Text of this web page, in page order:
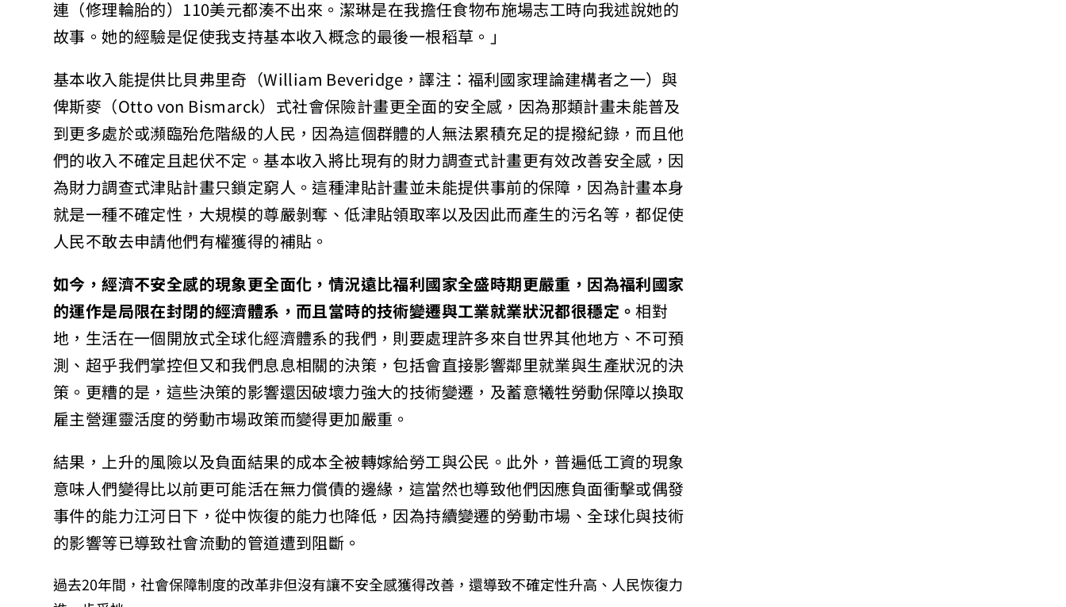
連（修理輪胎的）110美元都湊不出來。潔琳是在我擔任食物布施場志工時向我述說她的
故事。她的經驗是促使我支持基本收入概念的最後一根稻草。」
基本收入能提供比貝弗里奇（William Beveridge，譯注：福利國家理論建構者之一）與
俾斯麥（Otto von Bismarck）式社會保險計畫更全面的安全感，因為那類計畫未能普及
到更多處於或瀕臨殆危階級的人民，因為這個群體的人無法累積充足的提撥紀錄，而且他
們的收入不確定且起伏不定。基本收入將比現有的財力調查式計畫更有效改善安全感，因
為財力調查式津貼計畫只鎖定窮人。這種津貼計畫並未能提供事前的保障，因為計畫本身
就是一種不確定性，大規模的尊嚴剝奪、低津貼領取率以及因此而產生的污名等，都促使
人民不敢去申請他們有權獲得的補貼。
如今，經濟不安全感的現象更全面化，情況遠比福利國家全盛時期更嚴重，因為福利國家
的運作是局限在封閉的經濟體系，而且當時的技術變遷與工業就業狀況都很穩定。相對
地，生活在一個開放式全球化經濟體系的我們，則要處理許多來自世界其他地方、不可預
測、超乎我們掌控但又和我們息息相關的決策，包括會直接影響鄰里就業與生產狀況的決
策。更糟的是，這些決策的影響還因破壞力強大的技術變遷，及蓄意犧牲勞動保障以換取
雇主營運靈活度的勞動市場政策而變得更加嚴重。
結果，上升的風險以及負面結果的成本全被轉嫁給勞工與公民。此外，普遍低工資的現象
意味人們變得比以前更可能活在無力償債的邊緣，這當然也導致他們因應負面衝擊或偶發
事件的能力江河日下，從中恢復的能力也降低，因為持續變遷的勞動市場、全球化與技術
的影響等已導致社會流動的管道遭到阻斷。
過去20年間，社會保障制度的改革非但沒有讓不安全感獲得改善，還導致不確定性升高、人民恢復力